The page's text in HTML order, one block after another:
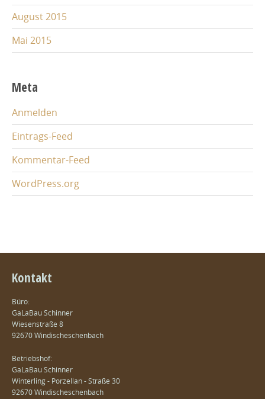
August 2015
Mai 2015
Meta
Anmelden
Eintrags-Feed
Kommentar-Feed
WordPress.org
Kontakt
Büro:
GaLaBau Schinner
Wiesenstraße 8
92670 Windischeschenbach
Betriebshof:
GaLaBau Schinner
Winterling - Porzellan - Straße 30
92670 Windischeschenbach